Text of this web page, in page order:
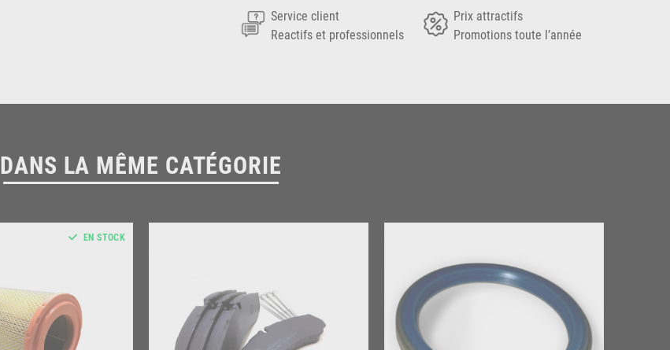
Service client
Reactifs et professionnels
Prix attractifs
Promotions toute l’année
DANS LA MÊME CATÉGORIE
EN STOCK